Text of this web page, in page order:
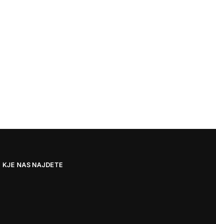
KJE NAS NAJDETE